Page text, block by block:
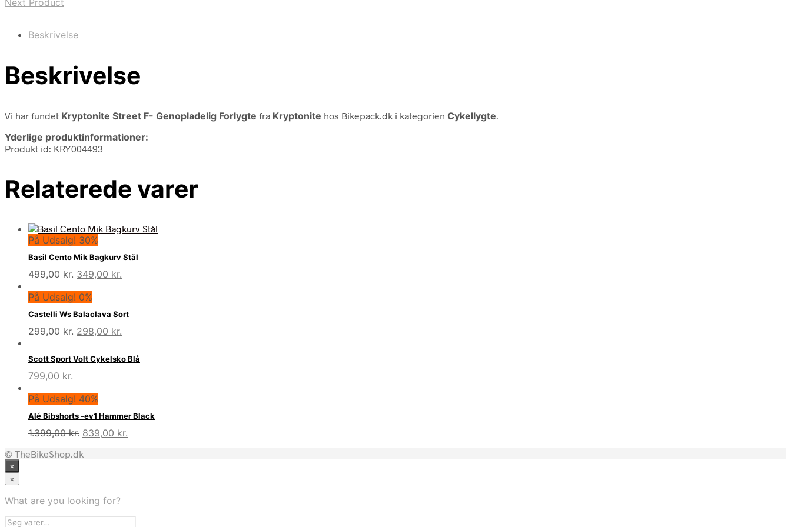
Beskrivelse
Beskrivelse
Vi har fundet Kryptonite Street F- Genopladelig Forlygte fra Kryptonite hos Bikepack.dk i kategorien Cykellygte
Yderlige produktinformationer:
Produkt id: KRY004493
Relaterede varer
På Udsalg! 30%
Basil Cento Mik Bagkurv Stål
499,00kr. Den
pris
var:
499,00 kr..
349,00 kr.
er:
349,00 kr..
På Udsalg! 0%
Castelli Ws Balaclava Sort
299,00kr. Den
pris
var:
298,00 kr.
pris
er:
Scott Sport Volt Cykelsko Blå
799,00 kr.
På Udsalg! 40%
Alé Bibshorts -ev1 Hammer Black
1.399,00kr. Den
pris
839,00 kr.
© TheBikeShop.dk
×
×
What are you looking for?